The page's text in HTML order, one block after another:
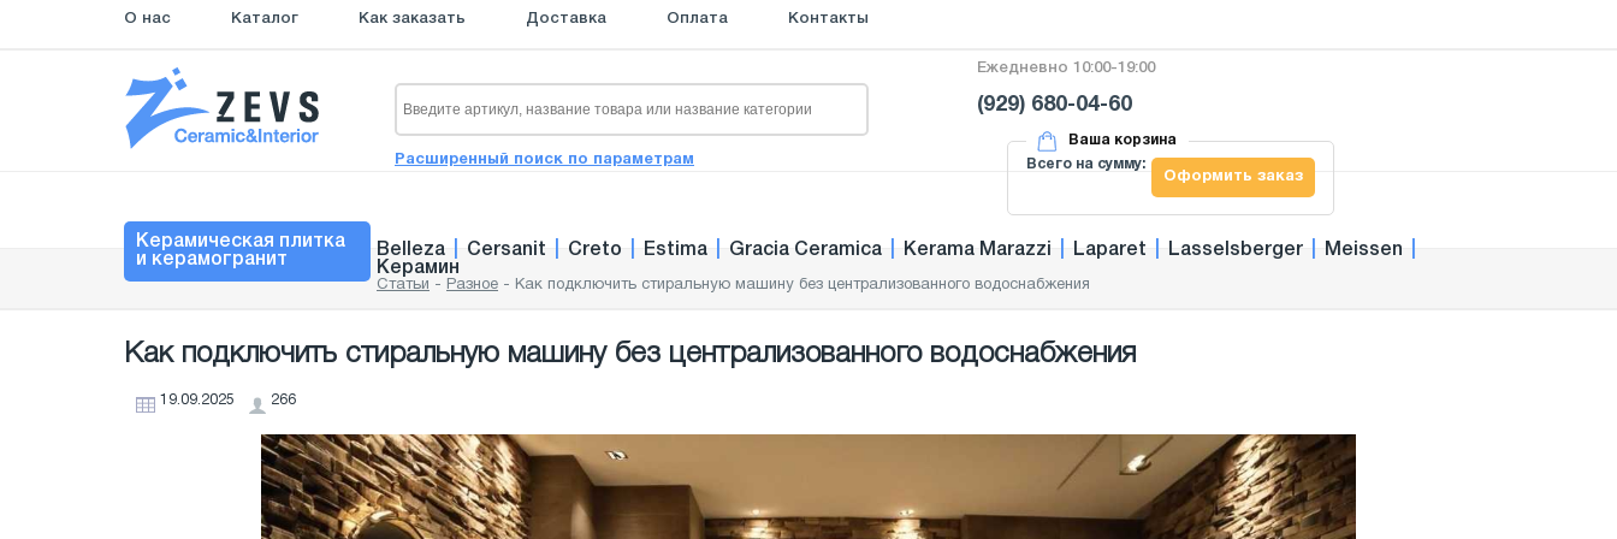
О нас Каталог Как заказать Доставка Оплата Контакты
Расширенный поиск по параметрам
Ежедневно 10:00-19:00
(929) 680-04-60
Ваша корзина
Оформить заказ
Всего на сумму:
Керамическая плитка
и керамогранит
Belleza Cersanit Creto Estima Gracia Ceramica Kerama Marazzi Laparet Lasselsberger Meissen
Керамин
Статьи - Разное - Как подключить стиральную машину без централизованного водоснабжения
Как подключить стиральную машину без централизованного водоснабжения
19.09.2025 266